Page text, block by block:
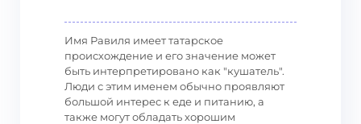
Имя Равиля имеет татарское
происхождение и его значение может
быть интерпретировано как "кушатель".
Люди с этим именем обычно проявляют
большой интерес к еде и питанию, а
также могут обладать хорошим